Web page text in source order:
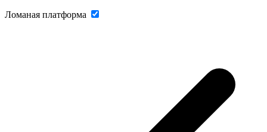
Ломаная платформа